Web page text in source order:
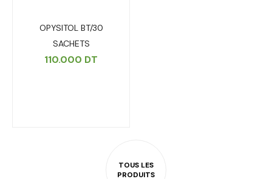
OPYSITOL BT/30
SACHETS
110.000 DT